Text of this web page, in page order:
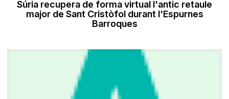
Súria recupera de forma virtual l'antic retaule
major de Sant Cristòfol durant l'Espurnes
Barroques